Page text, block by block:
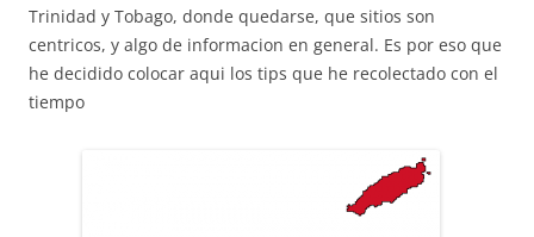
Trinidad y Tobago, donde quedarse, que sitios son
centricos, y algo de informacion en general. Es por eso que
he decidido colocar aqui los tips que he recolectado con el
tiempo